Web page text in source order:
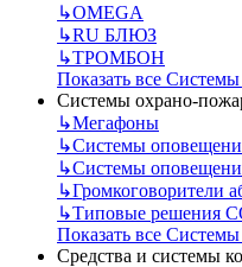
↳OMEGA
↳RU БЛЮЗ
↳ТРОМБОН
Показать все
Системы охрано-
↳Мегафоны
↳Системы
↳Системы
↳Громкоговорители
↳Типовые решения
Показать все
Средства и системы